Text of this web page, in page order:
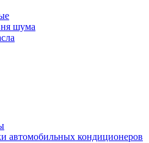
шума
автомобильных кондиционеров